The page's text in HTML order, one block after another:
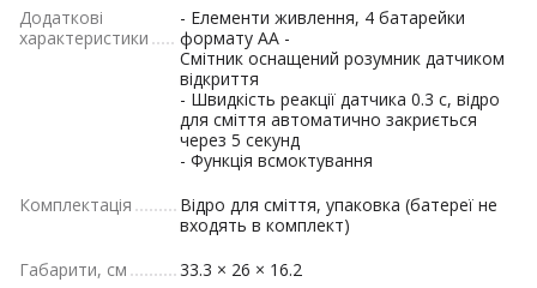
Додаткові
характеристики
- Елементи живлення, 4 батарейки
формату AA -
Смітник оснащений розумник датчиком
відкриття
- Швидкість реакції датчика 0.3 с, відро
для сміття автоматично закриється
через 5 секунд
- Функція всмоктування
Комплектація
Відро для сміття, упаковка (батереї не
входять в комплект)
Габарити, см
33.3 × 26 × 16.2